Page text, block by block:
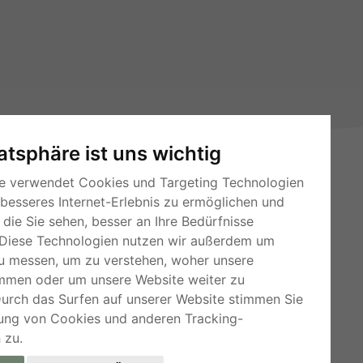
ist uns wichtig
verwendet Cookies und Targeting Technologien
Internet-Erlebnis zu ermöglichen und
Sie sehen, besser an Ihre Bedürfnisse
Technologien nutzen wir außerdem um
messen, um zu verstehen, woher unsere
oder um unsere Website weiter zu
das Surfen auf unserer Website stimmen Sie
von Cookies und anderen Tracking-
zu.
RSS-Feeds
Für Webmaster
Kleinanzeigen-Österreich